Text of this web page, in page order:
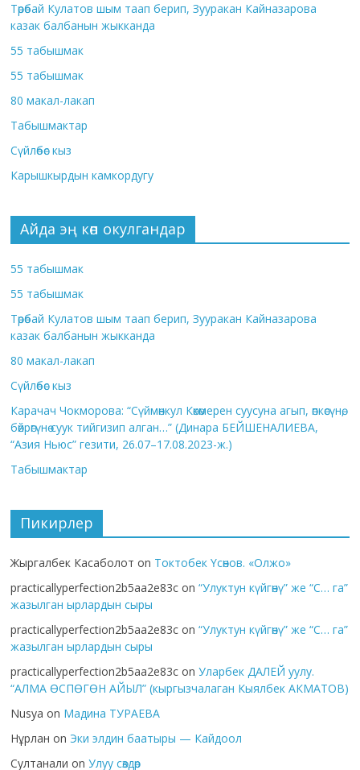
Төрөбай Кулатов шым таап берип, Зууракан Кайназарова
казак балбанын жыкканда
55 табышмак
55 табышмак
80 макал-лакап
Табышмактар
Сүйлөбөс кыз
Карышкырдын камкордугу
Айда эң көп окулгандар
55 табышмак
55 табышмак
Төрөбай Кулатов шым таап берип, Зууракан Кайназарова
казак балбанын жыкканда
80 макал-лакап
Сүйлөбөс кыз
Карачач Чокморова: “Сүймөнкул Көкөмерен суусуна агып, өпкөсүнө,
бөйрөгүнө суук тийгизип алган…” (Динара БЕЙШЕНАЛИЕВА,
“Азия Ньюс” гезити, 26.07–17.08.2023-ж.)
Табышмактар
Пикирлер
Жыргалбек Касаболот on Токтобек Үсөнов. «Олжо»
practicallyperfection2b5aa2e83c on“Улуктун күйгөнү” же “С… га”
жазылган ырлардын сыры
practicallyperfection2b5aa2e83c on“Улуктун күйгөнү” же “С… га”
жазылган ырлардын сыры
practicallyperfection2b5aa2e83c onУларбек ДАЛЕЙ уулу.
“АЛМА ӨСПӨГӨН АЙЫЛ” (кыргызчалаган Кыялбек АКМАТОВ)
Nusya on Мадина ТУРАЕВА
Нұрлан on Эки элдин баатыры — Кайдоол
Султанали onУлуу сөздөр